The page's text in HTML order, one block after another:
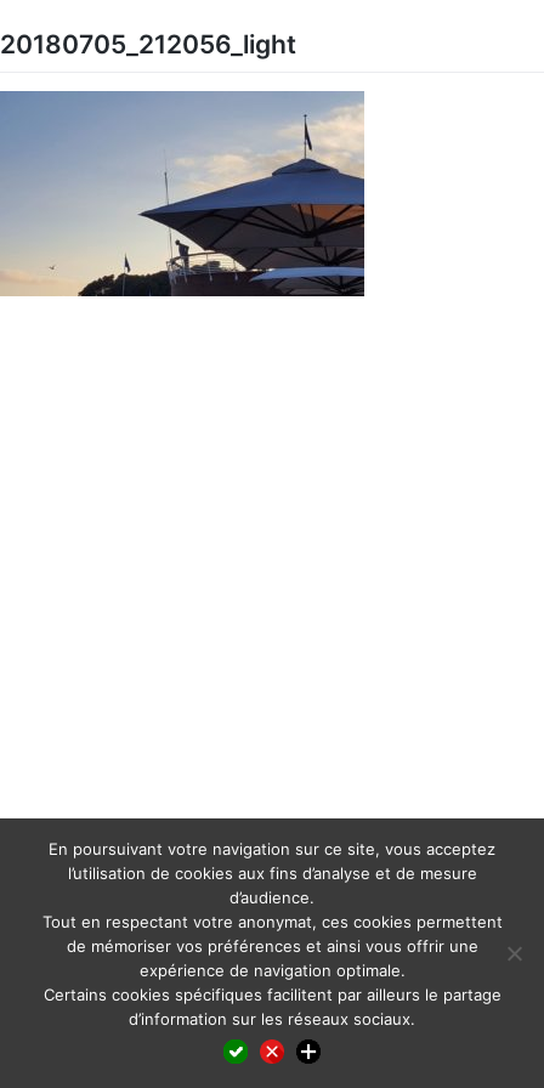
content
20180705_212056_light
LinkedIn
X WhatsAppPinterest
En poursuivant votre navigation sur ce site, vous acceptez
l’utilisation de cookies aux fins d’analyse et de mesure
d’audience.
Tout en respectant votre anonymat, ces cookies permettent
de mémoriser vos préférences et ainsi vous offrir une
expérience de navigation optimale.
Certains cookies spécifiques facilitent par ailleurs le partage
d’information sur les réseaux sociaux.